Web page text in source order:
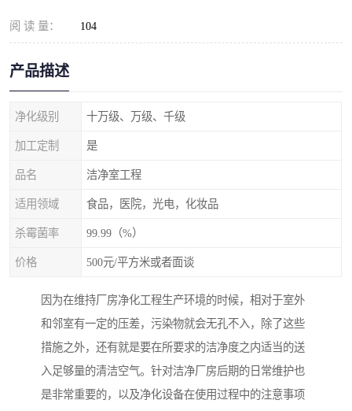
阅 读 量： 104
产品描述
净化级别 十万级、万级、千级
加工定制 是
品名 洁净室工程
适用领域 食品，医院，光电，化妆品
杀霉菌率 99.99（%）
价格 500元/平方米或者面谈
因为在维持厂房净化工程生产环境的时候，相对于室外
和邻室有一定的压差，污染物就会无孔不入，除了这些
措施之外，还有就是要在所要求的洁净度之内适当的送
入足够量的清洁空气。针对洁净厂房后期的日常维护也
是非常重要的，以及净化设备在使用过程中的注意事项